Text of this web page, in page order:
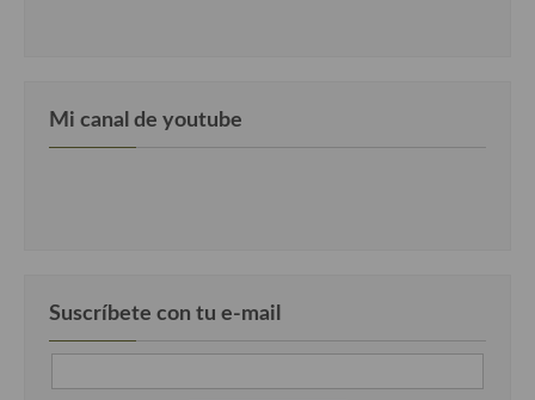
Cocina Castellana
Cocina Gallega
Cocina Madrileña
Mi canal de youtube
Suscríbete con tu e-mail